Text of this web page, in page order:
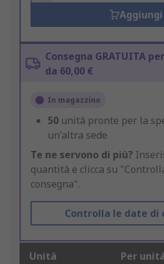
Aggiungi
Consegna GRATUITA
da 60,00 €
In magazzino
50 unità pronte per la
un'altra sede
Te ne servono di più?
quantità e clicca su
consegna".
Controlla le date di
Unità Per